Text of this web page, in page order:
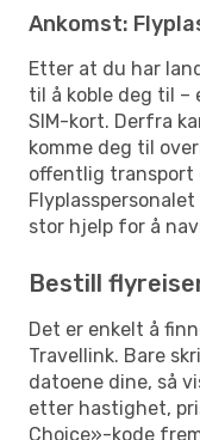
Ankomst:
Etter at du har
til å koble deg til –
SIM-kort. Derfra
komme deg til
offentlig transport
stor hjelp for å
Bestill
Det er enkelt å
Travellink. Bare
datoene dine, så
etter hastighet,
Choice»-kode